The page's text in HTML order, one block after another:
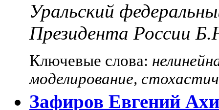
Уральский
Президента России
Ключевые слова:
моделирование,
Зафиров Евгений